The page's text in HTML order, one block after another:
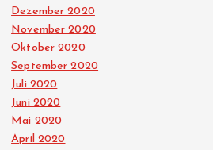
Dezember 2020
November 2020
Oktober 2020
September 2020
Juli 2020
Juni 2020
Mai 2020
April 2020